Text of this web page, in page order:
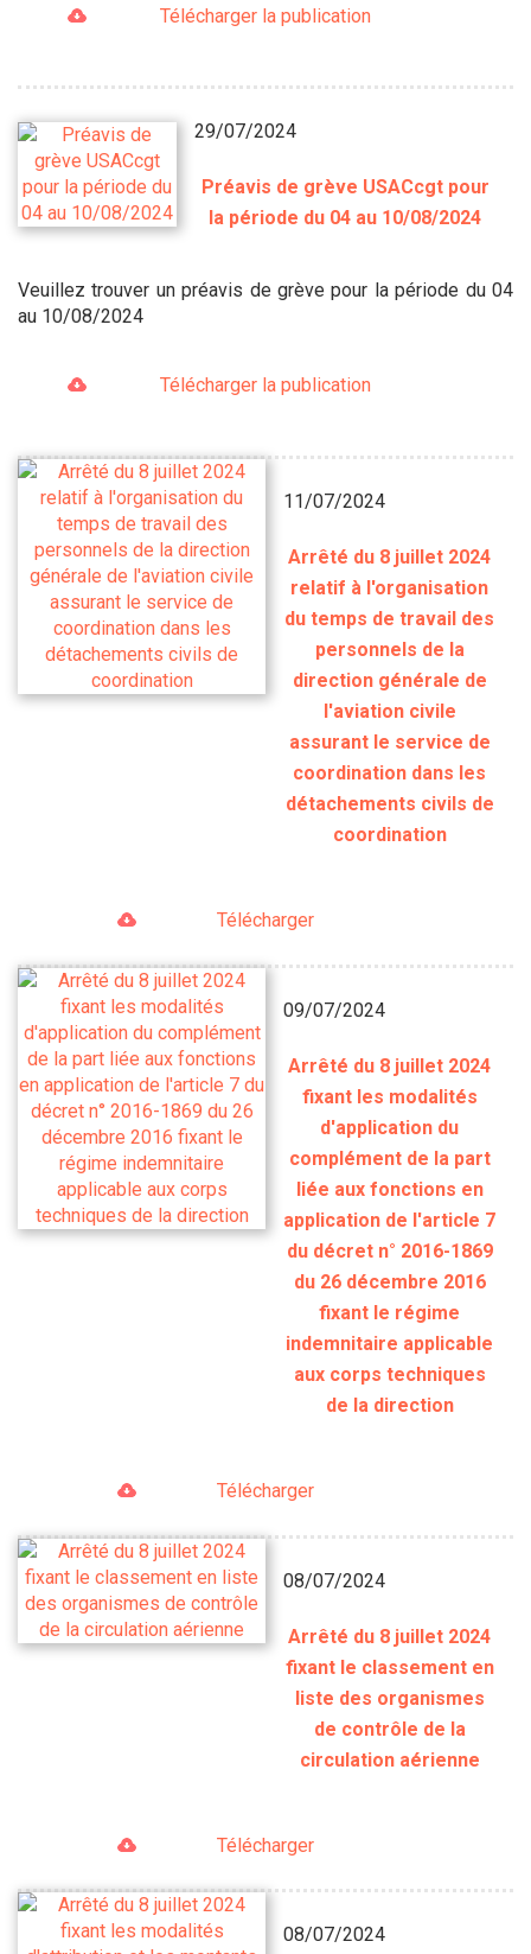
Télécharger la publication
29/07/2024
Préavis de grève USACcgt pour
la période du 04 au 10/08/2024
Veuillez trouver un préavis de grève pour la période du 04
au 10/08/2024
Télécharger la publication
11/07/2024
Arrêté du 8 juillet 2024
relatif à l'organisation
du temps de travail des
personnels de la
direction générale de
l'aviation civile
assurant le service de
coordination dans les
détachements civils de
coordination
Télécharger
09/07/2024
Arrêté du 8 juillet 2024
fixant les modalités
d'application du
complément de la part
liée aux fonctions en
application de l'article 7
du décret n° 2016-1869
du 26 décembre 2016
fixant le régime
indemnitaire applicable
aux corps techniques
de la direction
Télécharger
08/07/2024
Arrêté du 8 juillet 2024
fixant le classement en
liste des organismes
de contrôle de la
circulation aérienne
Télécharger
08/07/2024